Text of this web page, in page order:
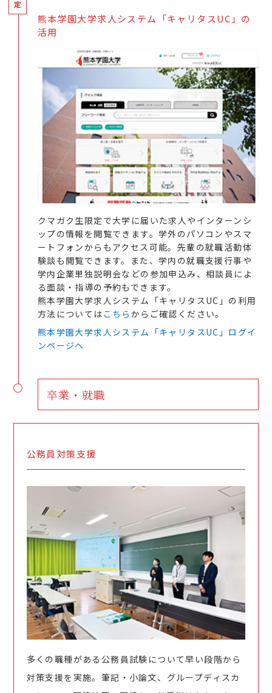
熊本学園大学求人システム「キャリタスUC」の
活用
クマガク生限定で大学に届いた求人やインターンシ
ップの情報を閲覧できます。学外のパソコンやスマ
ートフォンからもアクセス可能。先輩の就職活動体
験談も閲覧できます。また、学内の就職支援行事や
学内企業単独説明会などの参加申込み、相談員によ
る面談・指導の予約もできます。
熊本学園大学求人システム「キャリタスUC」の利用
方法については こちら からご確認ください。
熊本学園大学求人システム「キャリタスUC」ログイ
ンページへ
卒業・就職
公務員対策支援
多くの職種がある公務員試験について早い段階から
対策支援を実施。筆記・小論文、グループディスカ